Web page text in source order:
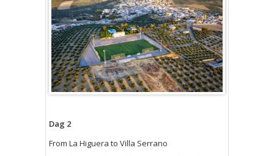
Dag 2
From La Higuera to Villa Serrano